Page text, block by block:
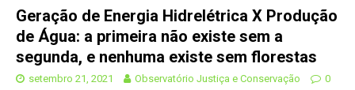
Geração de Energia Hidrelétrica X Produção
de Água: a primeira não existe sem a
segunda, e nenhuma existe sem florestas
setembro 21, 2021 Observatório Justiça e Conservação 0